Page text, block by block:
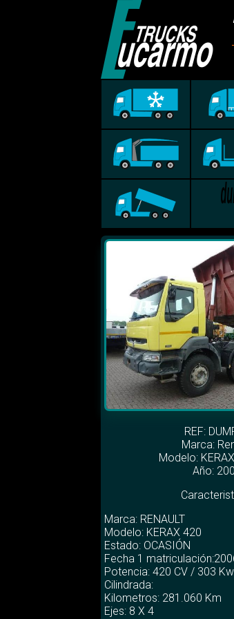
REF:
Marca:
Modelo:
Año:
Marca: RENAULT
Modelo: KERAX 420
Estado: OCASIÓN
Fecha 1
Potencia: 420 CV / 303 Kw
Cilindrada:
Kilometros: 281.060 Km
Ejes: 8 X 4